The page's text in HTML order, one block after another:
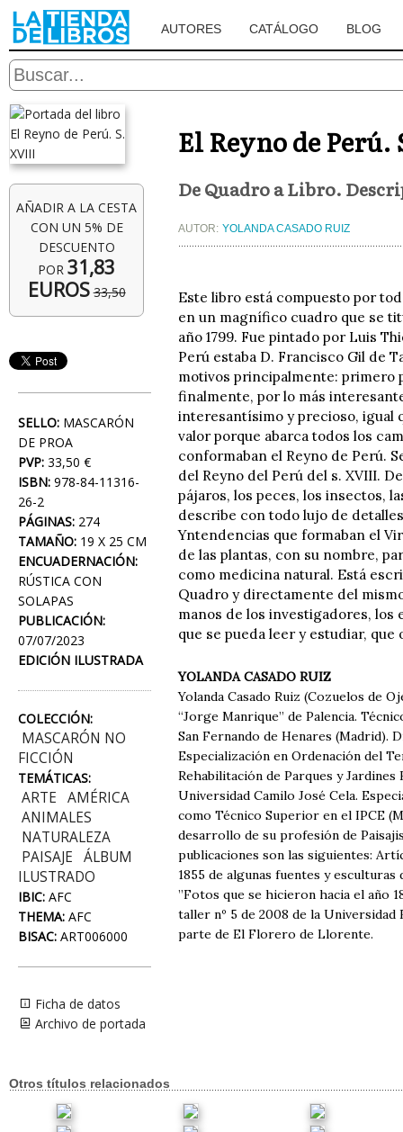
AUTORES CATÁLOGO BLOG
AÑADIR A LA CESTA
CON UN 5% DE
DESCUENTO
POR31,83
EUROS 33,50
SELLO: MASCARÓN
DE PROA
PVP: 33,50 €
ISBN: 978-84-11316-
26-2
PÁGINAS: 274
TAMAÑO: 19 X 25 CM
ENCUADERNACIÓN:
RÚSTICA CON
SOLAPAS
PUBLICACIÓN:
07/07/2023
EDICIÓN ILUSTRADA
COLECCIÓN:
MASCARÓN NO
FICCIÓN
TEMÁTICAS:
ARTE
AMÉRICA
ANIMALES
NATURALEZA
PAISAJE
ÁLBUM
ILUSTRADO
IBIC: AFC
THEMA: AFC
BISAC: ART006000
Ficha de datos
Archivo de portada
El Reyno de
De Quadro a Libro.
AUTOR: YOLANDA CASADO RUIZ
Este libro está compuesto por
en un magnífico cuadro que se
año 1799. Fue pintado por Luis
Perú estaba D. Francisco Gil de
motivos principalmente: primero
finalmente, por lo más
interesantísimo y precioso, igual
valor porque abarca todos los
conformaban el Reyno de Perú.
del Reyno del Perú del s. XVIII.
pájaros, los peces, los insectos,
describe con todo lujo de
Yntendencias que formaban el
de las plantas, con su nombre,
como medicina natural. Está
Quadro y directamente del
manos de los investigadores, los
que se pueda leer y estudiar,
YOLANDA CASADO RUIZ
Yolanda Casado Ruiz (Cozuelos de
“Jorge Manrique” de Palencia.
San Fernando de Henares (Madrid).
Especialización en Ordenación del
Rehabilitación de Parques y
Universidad Camilo José Cela.
como Técnico Superior en el IPCE
desarrollo de su profesión de
publicaciones son las siguientes:
1855 de algunas fuentes y esculturas
”Fotos que se hicieron hacia el año
taller nº 5 de 2008 de la
parte de El Florero de Llorente.
Otros títulos relacionados